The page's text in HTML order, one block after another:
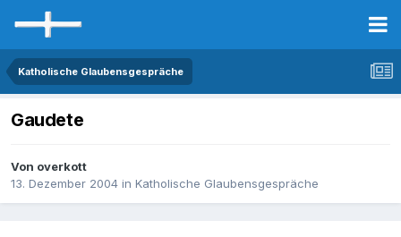
Katholische Glaubensgespräche
Gaudete
Von overkott
13. Dezember 2004 in Katholische Glaubensgespräche